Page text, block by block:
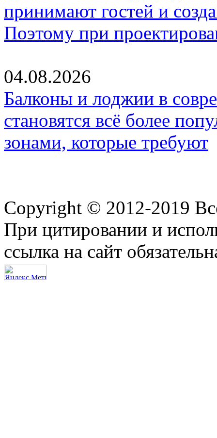
принимают гостей и
Поэтому при
04.08.2026
Балконы и лоджии в
становятся всё более
зонами, которые требуют
Copyright © 2012-2019
При цитировании и
ссылка на сайт